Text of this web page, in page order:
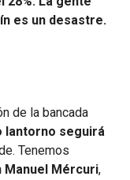
es un desastre.
de la bancada
Iantorno seguirá
Tenemos
Manuel Mércuri,